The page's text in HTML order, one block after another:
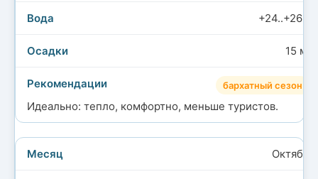
+24..+26°C
15 мм
бархатный сезон
Идеально: тепло, комфортно, меньше туристов.
Октябрь